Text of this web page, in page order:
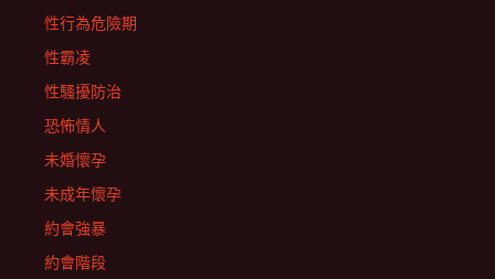
性行為危險期
性霸凌
性騷擾防治
恐怖情人
未婚懷孕
未成年懷孕
約會強暴
約會階段